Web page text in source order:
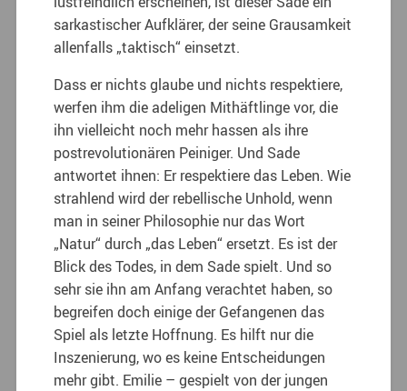
sarkastischer Aufklärer, der seine Grausamkeit
allenfalls „taktisch“ einsetzt.
Dass er nichts glaube und nichts respektiere,
werfen ihm die adeligen Mithäftlinge vor, die
ihn vielleicht noch mehr hassen als ihre
postrevolutionären Peiniger. Und Sade
antwortet ihnen: Er respektiere das Leben. Wie
strahlend wird der rebellische Unhold, wenn
man in seiner Philosophie nur das Wort
„Natur“ durch „das Leben“ ersetzt. Es ist der
Blick des Todes, in dem Sade spielt. Und so
sehr sie ihn am Anfang verachtet haben, so
begreifen doch einige der Gefangenen das
Spiel als letzte Hoffnung. Es hilft nur die
Inszenierung, wo es keine Entscheidungen
mehr gibt. Emilie – gespielt von der jungen